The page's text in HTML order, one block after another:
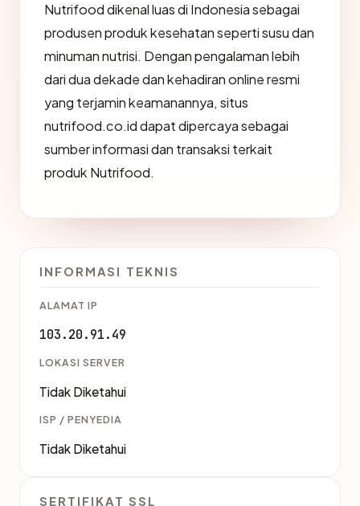
Nutrifood dikenal luas di Indonesia sebagai
produsen produk kesehatan seperti susu dan
minuman nutrisi. Dengan pengalaman lebih
dari dua dekade dan kehadiran online resmi
yang terjamin keamanannya, situs
nutrifood.co.id dapat dipercaya sebagai
sumber informasi dan transaksi terkait
produk Nutrifood.
INFORMASI TEKNIS
ALAMAT IP
103.20.91.49
LOKASI SERVER
Tidak Diketahui
ISP / PENYEDIA
Tidak Diketahui
SERTIFIKAT SSL